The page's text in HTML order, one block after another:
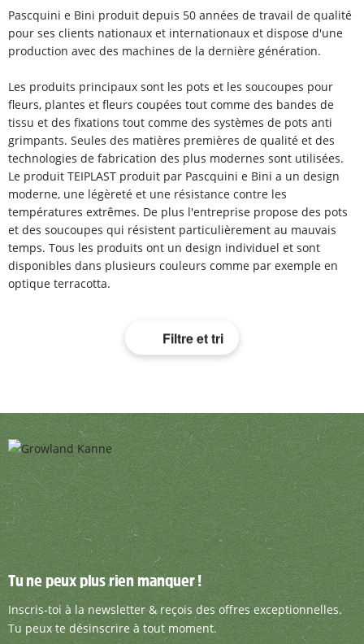
Filtre et tri
Pascquini e Bini produit depuis 50 années de travail de qualité
pour ses clients nationaux et internationaux et dispose d'une
production avec des machines de la dernière génération.
Les produits principaux sont les pots et les soucoupes pour
fleurs, plantes et fleurs coupées tout comme des bandes de
tissu et des fixations tout comme des systèmes de pots anti
grimpants. Seules des matières premières de qualité et des
technologies de fabrication des plus modernes sont utilisées.
Le produit TEIPLAST produit par Pascquini e Bini a un design
moderne, une légèreté et une résistance contre les
températures extrêmes. De plus l'entreprise propose des pots
et des soucoupes qui résistent particulièrement au mauvais
temps. Tous les produits ont un design individuel et sont
disponibles dans plusieurs couleurs comme par exemple en
optique terracotta.
Tu ne peux plus rien manquer !
Inscris-toi à la newsletter & reçois des offres
Tu ne peux plus rien manquer !
Inscris-toi à la newsletter & reçois des offres exceptionnelles.
Tu peux te désinscrire à tout moment.